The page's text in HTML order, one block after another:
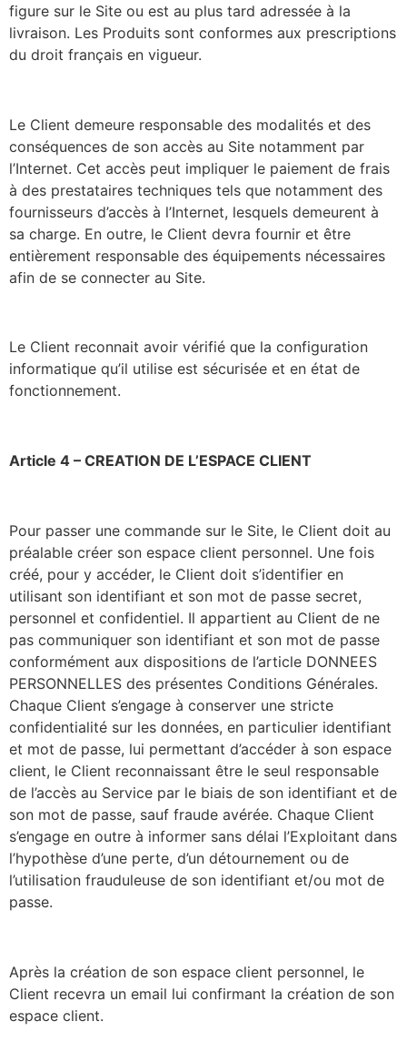
figure sur le Site ou est au plus tard adressée à la
livraison. Les Produits sont conformes aux prescriptions
du droit français en vigueur.
Le Client demeure responsable des modalités et des
conséquences de son accès au Site notamment par
l’Internet. Cet accès peut impliquer le paiement de frais
à des prestataires techniques tels que notamment des
fournisseurs d’accès à l’Internet, lesquels demeurent à
sa charge. En outre, le Client devra fournir et être
entièrement responsable des équipements nécessaires
afin de se connecter au Site.
Le Client reconnait avoir vérifié que la configuration
informatique qu’il utilise est sécurisée et en état de
fonctionnement.
Article 4 – CREATION DE L’ESPACE CLIENT
Pour passer une commande sur le Site, le Client doit au
préalable créer son espace client personnel. Une fois
créé, pour y accéder, le Client doit s’identifier en
utilisant son identifiant et son mot de passe secret,
personnel et confidentiel. Il appartient au Client de ne
pas communiquer son identifiant et son mot de passe
conformément aux dispositions de l’article DONNEES
PERSONNELLES des présentes Conditions Générales.
Chaque Client s’engage à conserver une stricte
confidentialité sur les données, en particulier identifiant
et mot de passe, lui permettant d’accéder à son espace
client, le Client reconnaissant être le seul responsable
de l’accès au Service par le biais de son identifiant et de
son mot de passe, sauf fraude avérée. Chaque Client
s’engage en outre à informer sans délai l’Exploitant dans
l’hypothèse d’une perte, d’un détournement ou de
l’utilisation frauduleuse de son identifiant et/ou mot de
passe.
Après la création de son espace client personnel, le
Client recevra un email lui confirmant la création de son
espace client.